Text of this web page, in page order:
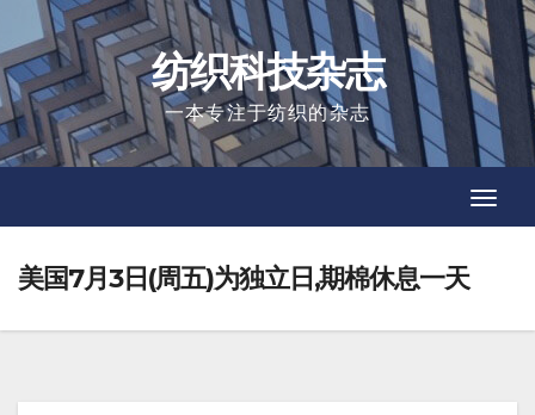
to
content
纺织科技杂志
一本专注于纺织的杂志
美国7月3日(周五)为独立日,期棉休息一天